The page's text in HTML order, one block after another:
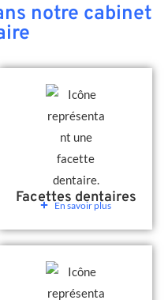
notre cabinet
Facettes dentaires
En savoir plus